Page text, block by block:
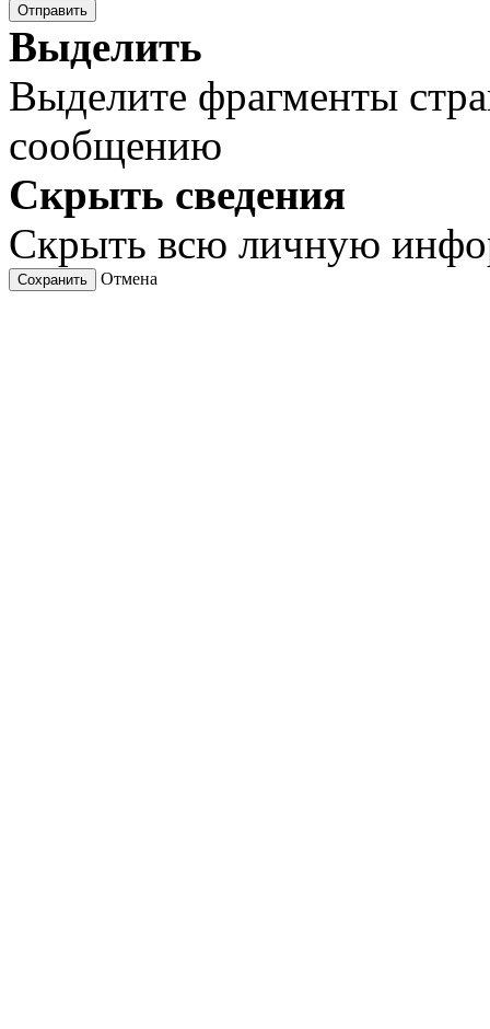
Отправить
Выделить
Выделите фрагменты
сообщению
Скрыть сведения
Скрыть всю личную
Сохранить Отмена